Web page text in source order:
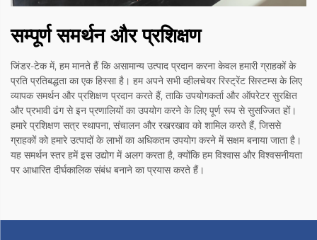
सम्पूर्ण समर्थन और प्रशिक्षण
जिंडर-टेक में, हम मानते हैं कि असामान्य उत्पाद प्रदान करना केवल हमारी ग्राहकों के
प्रति प्रतिबद्धता का एक हिस्सा है। हम अपने सभी व्हीलचेयर रिस्ट्रेंट सिस्टम्स के लिए
व्यापक समर्थन और प्रशिक्षण प्रदान करते हैं, ताकि उपयोगकर्ता और ऑपरेटर सुरक्षित
और प्रभावी ढंग से इन प्रणालियों का उपयोग करने के लिए पूर्ण रूप से सुसज्जित हों।
हमारे प्रशिक्षण सत्र स्थापना, संचालन और रखरखाव को शामिल करते हैं, जिससे
ग्राहकों को हमारे उत्पादों के लाभों का अधिकतम उपयोग करने में सक्षम बनाया जाता है।
यह समर्थन स्तर हमें इस उद्योग में अलग करता है, क्योंकि हम विश्वास और विश्वसनीयता
पर आधारित दीर्घकालिक संबंध बनाने का प्रयास करते हैं।